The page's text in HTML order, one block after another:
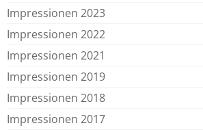
Impressionen 2023
Impressionen 2022
Impressionen 2021
Impressionen 2019
Impressionen 2018
Impressionen 2017